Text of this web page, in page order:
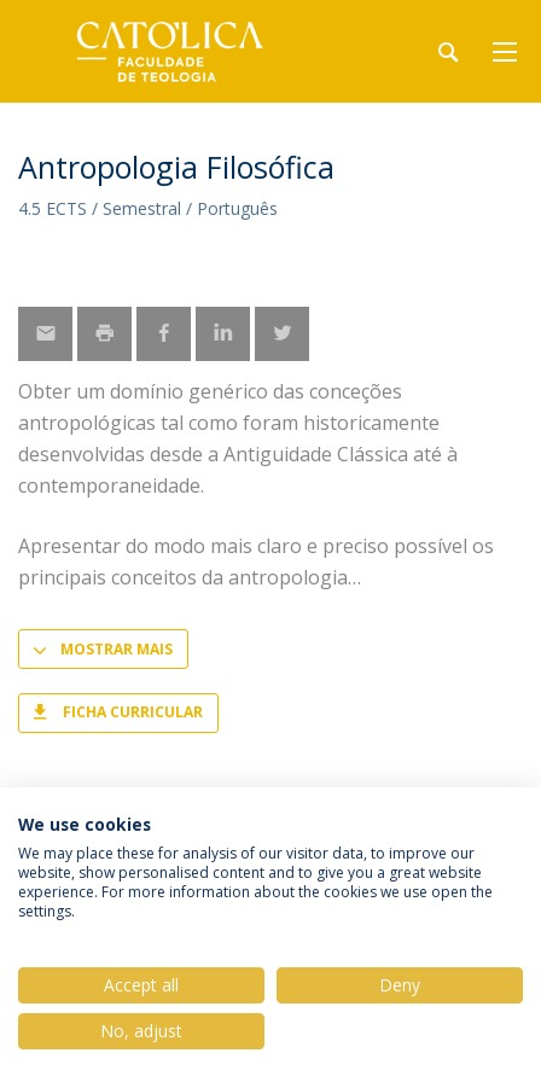
Antropologia Filosófica
4.5 ECTS / Semestral / Português
Obter um domínio genérico das conceções
antropológicas tal como foram historicamente
desenvolvidas desde a Antiguidade Clássica até à
contemporaneidade.
Apresentar do modo mais claro e preciso possível os
principais conceitos da antropologia
MOSTRAR MAIS
FICHA CURRICULAR
Política de Privacidade
Termos & Condições
Direitos do Titular dos Dados
© 2026 Universidade Católica Portuguesa
We use cookies
We may place these for analysis of our visitor data, to improve our
website, show personalised content and to give you a great website
experience. For more information about the cookies we use open the
settings.
Accept all
Deny
No, adjust